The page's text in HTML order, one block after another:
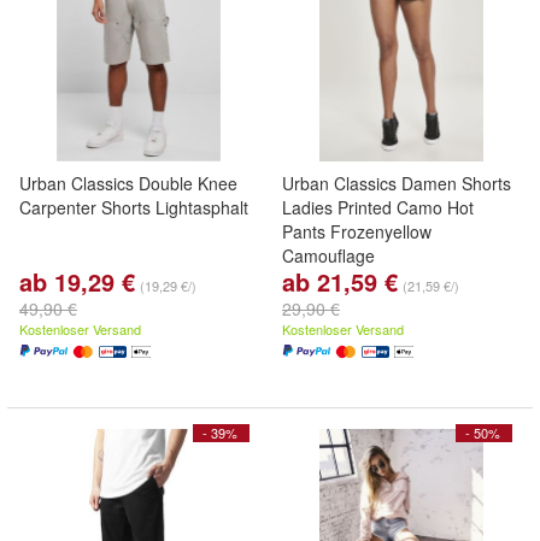
Urban Classics Double Knee
Carpenter Shorts Lightasphalt
ab 19,29 € (19,29 €/)
49,90 €
Kostenloser Versand
Urban Classics Damen Shorts
Ladies Printed Camo Hot
Pants Frozenyellow
Camouflage
ab 21,59 € (21,59 €/)
29,90 €
Kostenloser Versand
- 39% - 50%